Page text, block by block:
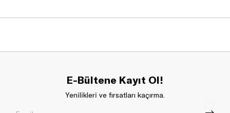
E-Bültene Kayıt Ol!
Yenilikleri ve fırsatları kaçırma.